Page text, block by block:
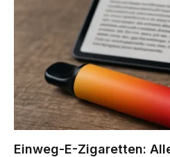
Einweg-E-Zigaretten: